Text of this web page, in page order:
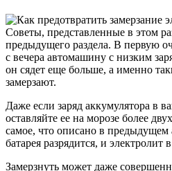
Советы, представленные в этом
предыдущего раздела. В первую
с вечера автомашину с низким
он сядет еще больше, а именно
замерзают.
Даже если заряд аккумулятора в
оставляйте ее на морозе более
самое, что описано в предыдущем
батарея разрядится, и электролит
Замерзнуть может даже